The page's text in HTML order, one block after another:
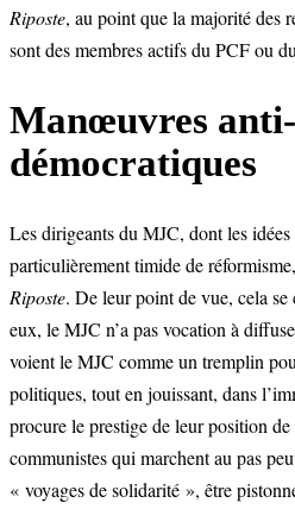
Riposte, au point que la majorité des
sont des membres actifs du PCF ou
Manœuvres anti-
démocratiques
Les dirigeants du MJC, dont les
particulièrement timide de
Riposte. De leur point de vue, cela
eux, le MJC n’a pas vocation à
voient le MJC comme un tremplin
politiques, tout en jouissant, dans
procure le prestige de leur position
communistes qui marchent au pas
« voyages de solidarité », être